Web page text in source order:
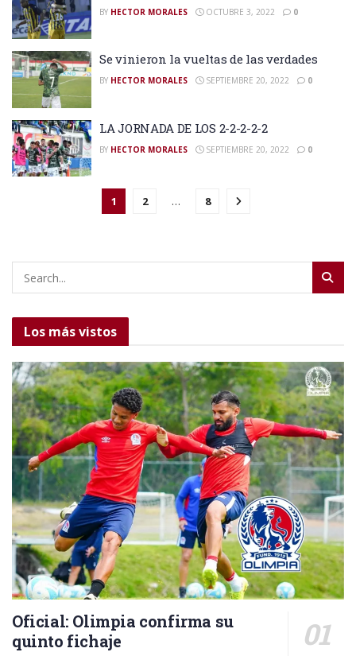
BY HECTOR MORALES OCTUBRE 3, 2022 0
Se vinieron la vueltas de las verdades
BY HECTOR MORALES SEPTIEMBRE 20, 2022 0
LA JORNADA DE LOS 2-2-2-2-2
BY HECTOR MORALES SEPTIEMBRE 20, 2022 0
1 2 … 8
Los más vistos
Oficial: Olimpia confirma su
quinto fichaje